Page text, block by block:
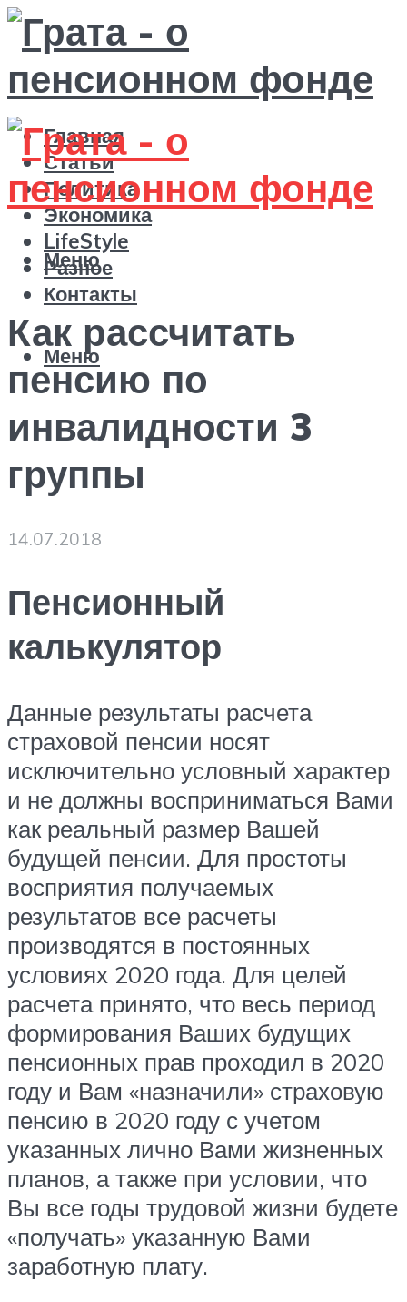
Главная
Статьи
Политика
Экономика
LifeStyle
Разное
Контакты
Меню
Меню
Как рассчитать
пенсию по
инвалидности 3
группы
14.07.2018
Пенсионный
калькулятор
Данные результаты расчета
страховой пенсии носят
исключительно условный характер
и не должны восприниматься Вами
как реальный размер Вашей
будущей пенсии. Для простоты
восприятия получаемых
результатов все расчеты
производятся в постоянных
условиях 2020 года. Для целей
расчета принято, что весь период
формирования Ваших будущих
пенсионных прав проходил в 2020
году и Вам «назначили» страховую
пенсию в 2020 году с учетом
указанных лично Вами жизненных
планов, а также при условии, что
Вы все годы трудовой жизни будете
«получать» указанную Вами
заработную плату.